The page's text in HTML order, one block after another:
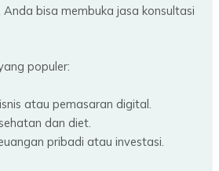
bisa membuka jasa konsultasi
populer:
atau pemasaran digital.
dan diet.
pribadi atau investasi.